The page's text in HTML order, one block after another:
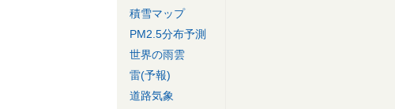
積雪マップ
PM2.5分布予測
世界の雨雲
雷(予報)
道路気象